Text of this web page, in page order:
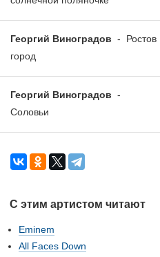
Георгий Виноградов - Ростов
город
Георгий Виноградов -
Соловьи
С этим артистом читают
Eminem
All Faces Down